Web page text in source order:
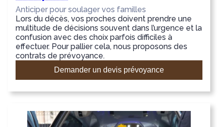
Anticiper pour soulager vos familles
Lors du décès, vos proches doivent prendre une
multitude de décisions souvent dans l’urgence et la
confusion avec des choix parfois difficiles à
effectuer. Pour pallier cela, nous proposons des
contrats de prévoyance.
Demander un devis prévoyance